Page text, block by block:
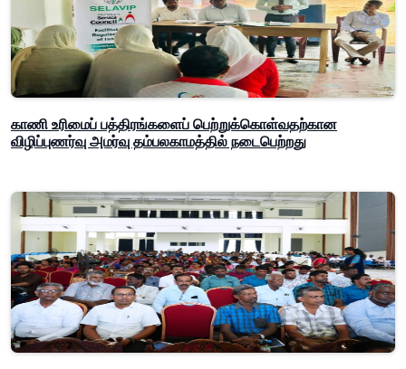
காணி உரிமைப் பத்திரங்களைப் பெற்றுக்கொள்வதற்கான
விழிப்புணர்வு அமர்வு தம்பலகாமத்தில் நடைபெற்றது